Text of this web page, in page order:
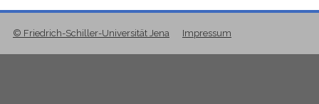
© Friedrich-Schiller-Universität Jena Impressum